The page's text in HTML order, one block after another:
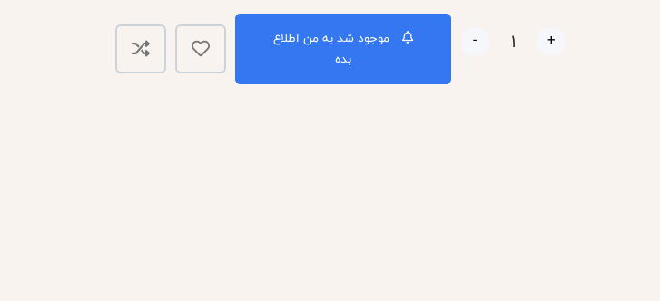
- +
موجود شد به من اطلاع
بده